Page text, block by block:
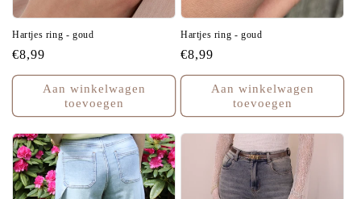
Hartjes ring - goud
Normale
prijs
€8,99
Aan winkelwagen
toevoegen
Hartjes ring - goud
Normale
prijs
€8,99
Aan winkelwagen
toevoegen